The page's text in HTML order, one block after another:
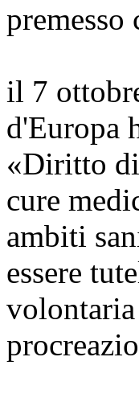
premesso
il 7
d'Europa
«Diritto
cure
ambiti
essere